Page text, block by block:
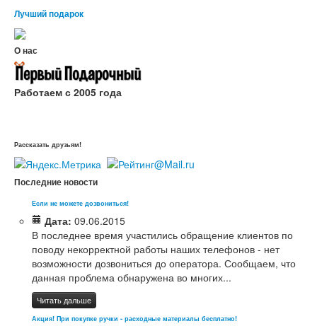
Лучший подарок
О нас
Работаем с 2005 года
Рассказать друзьям!
Последние новости
Если не можете дозвониться!
Дата: 09.06.2015
В последнее время участились обращение клиентов по
поводу некорректной работы наших телефонов - нет
возможности дозвониться до оператора. Сообщаем, что
данная проблема обнаружена во многих...
Читать дальше
Акция! При покупке ручки - расходные материалы бесплатно!